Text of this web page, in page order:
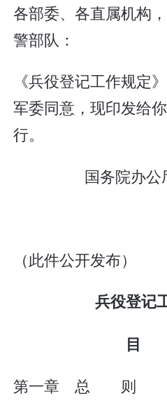
各部委、各直属机构
警部队：
《兵役登记工作规定
军委同意，现印发给
行。
国务院办
（此件公开发布）
兵役登记
目
第一章 总 则